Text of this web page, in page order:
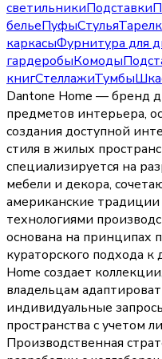
светильникиПодставки
бельеПуфыСтулья
каркасыФурнитура для
гардеробыКомоды
книгСтеллажиТумбы
Dantone Home — бренд
предметов интерьера,
создания доступной
стиля в жилых
специализируется на
мебели и декора,
американские
технологиями
основана на принципах
кураторского подхода
Home создает
владельцам
индивидуальные
пространства с учетом
Производственная